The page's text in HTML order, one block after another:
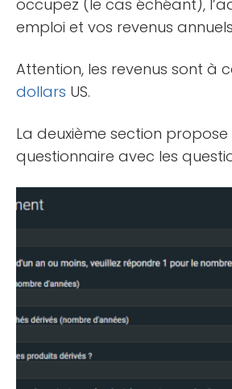
occupez (le cas échéant),
emploi et vos revenus
Attention, les revenus sont à
dollars US.
La deuxième section propose
questionnaire avec les